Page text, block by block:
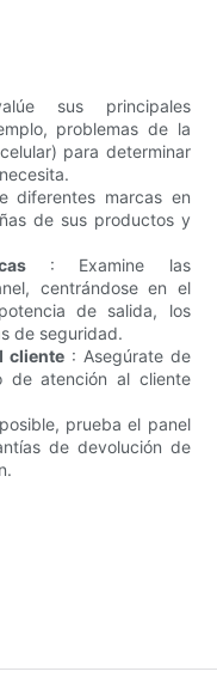
sus principales
problemas de la
para determinar
diferentes marcas en
de sus productos y
: Examine las
centrándose en el
de salida, los
de seguridad.
cliente: Asegúrate de
de atención al cliente
prueba el panel
de devolución de